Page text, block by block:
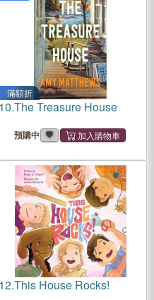
滿額折
10.The Treasure House
預購中
12.This House Rocks!